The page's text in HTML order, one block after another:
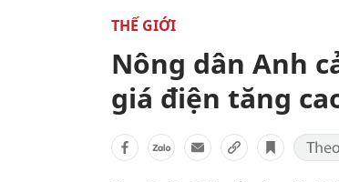
THẾ GIỚI
Nông dân Anh
giá điện tăng